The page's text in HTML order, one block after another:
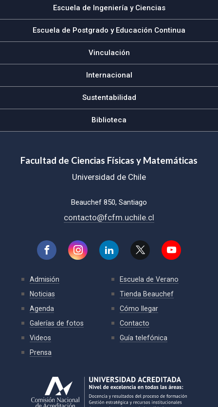
Escuela de Ingeniería y Ciencias
Escuela de Postgrado y Educación Continua
Vinculación
Internacional
Sustentabilidad
Biblioteca
Facultad de Ciencias Físicas y Matemáticas
Universidad de Chile
Beauchef 850, Santiago
contacto@fcfm.uchile.cl
Admisión
Noticias
Agenda
Galerías de fotos
Videos
Prensa
Escuela de Verano
Tienda Beauchef
Cómo llegar
Contacto
Guía telefónica